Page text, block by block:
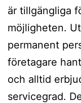
är tillgängliga
möjligheten.
permanent
företagare
och alltid
servicegrad.